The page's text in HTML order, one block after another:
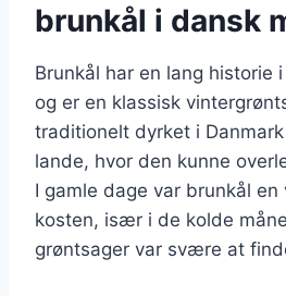
brunkål i dansk
Brunkål har en lang historie
og er en klassisk
traditionelt dyrket i
lande, hvor den kunne
I gamle dage var brunkål
kosten, især i de kolde
grøntsager var svære at